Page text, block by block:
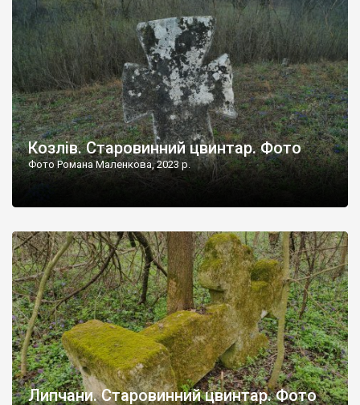
Козлів. Старовинний цвинтар. Фото
Фото Романа Маленкова, 2023 р.
Липчани. Старовинний цвинтар. Фото